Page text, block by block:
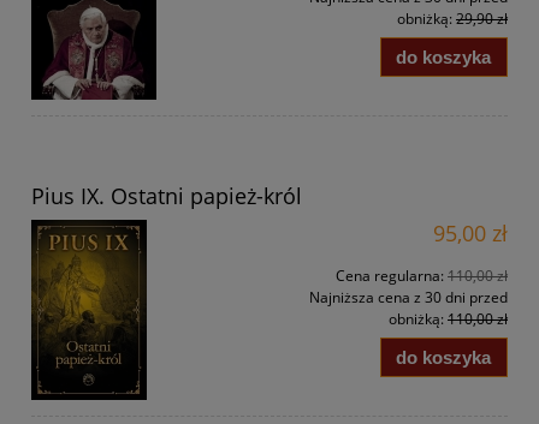
obniżką: 29,90 zł
do koszyka
Pius IX. Ostatni papież-król
95,00 zł
Cena regularna: 110,00 zł
Najniższa cena z 30 dni przed
obniżką: 110,00 zł
do koszyka